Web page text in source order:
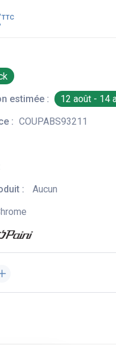
TTC
estimée :
12 août - 14
: COUPABS93211
:
Aucun